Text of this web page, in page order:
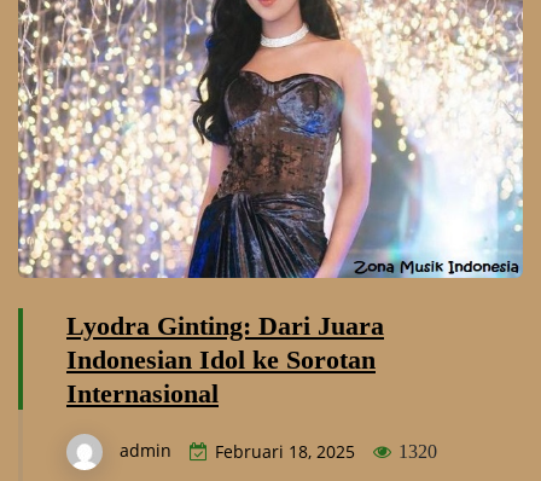
Lyodra Ginting: Dari Juara
Indonesian Idol ke Sorotan
Internasional
admin Februari 18, 2025 1320